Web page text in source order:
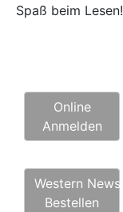
Spaß beim Lesen!
Online
Anmelden
Western News
Bestellen